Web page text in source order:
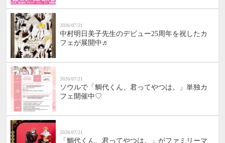
2026/07/21
中村明日美子先生のデビュー25周年を祝したカ
フェが展開中♬
2026/07/21
ソウルで「鯛代くん、君ってやつは。」単独カ
フェ開催中♡
2026/07/21
「鯛代くん、君ってやつは。」がファミリーマ